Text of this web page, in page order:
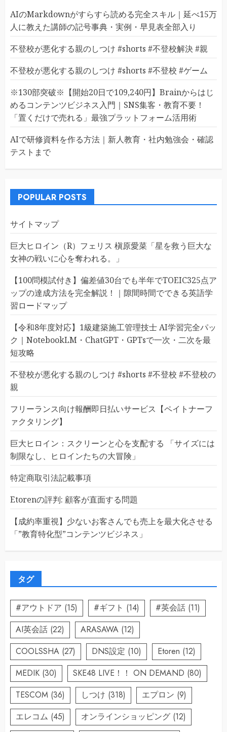
AIのMarkdownがすらすら読める完全スキル｜延べ15万
人に教えた講師の記号事典・実例・早見表全部入り
不登校が悪化する親のしつけ #shorts #不登校解決 #親
不登校が悪化する親のしつけ #shorts #不登校 #ゲーム
※130部突破※【開始20日で109,240円】Brainからはじ
めるコンテンツビジネス入門｜SNS集客・教育不要！
「置くだけで売れる」最強プラットフォーム活用術
AIで研修資料を作る方法｜新人教育・社内勉強会・確認
テストまで
POPULAR POSTS
サイトマップ
巨大ヒロイン（R）フェリス 槇原愛菜「星を救う巨大な
女神の戦いに心を奪われる。」
【100問模試付き】偏差値30台でも半年でTOEIC325点ア
ップの達成方法を完全解説！｜隙間時間でできる英語学
習ロードマップ
【令和8年度対応】1級建築施工管理技士 AI学習完全パッ
ク｜NotebookLM・ChatGPT・GPTsで一次・二次を最
短攻略
不登校が悪化する親のしつけ #shorts #不登校 #不登校の
親
フリーランス向け報酬即日払いサービス【ペイトナーフ
ァクタリング】
巨大ヒロイン：スクリーンと心を支配する 「サイズには
制限なし、ヒロインたちの大冒険」
特定商取引法記載事項
Etorenの評判: 顧客が直面する問題
【成約率重視】少ないお客さんでも売上を最大化させる
「”教育特化型”コンテンツビジネス」
タグ
#アウトドア (15) #ギフト (14) #英会話 (11)
AI英会話 (22) ARASAWA (12)
COOLSSHA (27) DNS設定 (10) Etoren (12)
MEDIK (30) SKE48 LIVE！！ ON DEMAND (80)
TESCOM (36) しつけ (318) エプロン (9)
エレコム (45) オンラインショッピング (12)